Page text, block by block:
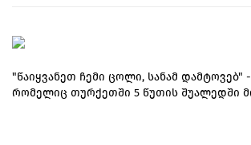
"წაიყვანეთ ჩემი ცოლი, სანამ დამტოვებ"
რომელიც თურქეთში 5 წუთის შუალედში